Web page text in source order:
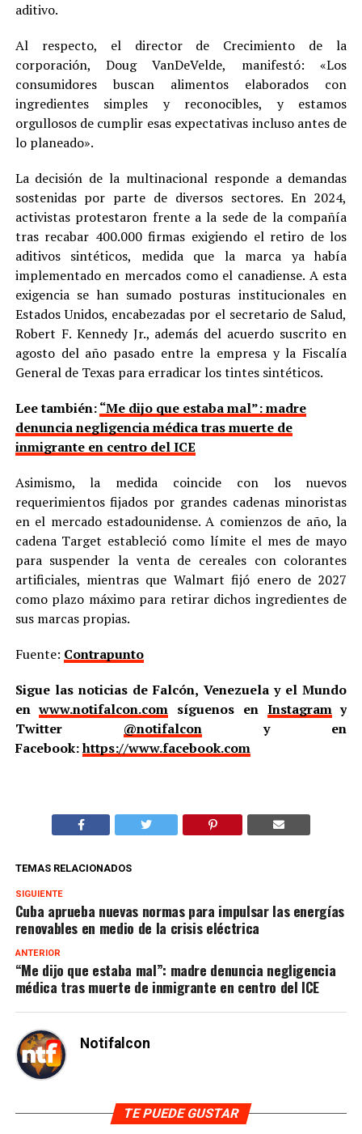
aditivo.
Al respecto, el director de Crecimiento de la
corporación, Doug VanDeVelde, manifestó: «Los
consumidores buscan alimentos elaborados con
ingredientes simples y reconocibles, y estamos
orgullosos de cumplir esas expectativas incluso antes de
lo planeado».
La decisión de la multinacional responde a demandas
sostenidas por parte de diversos sectores. En 2024,
activistas protestaron frente a la sede de la compañía
tras recabar 400.000 firmas exigiendo el retiro de los
aditivos sintéticos, medida que la marca ya había
implementado en mercados como el canadiense. A esta
exigencia se han sumado posturas institucionales en
Estados Unidos, encabezadas por el secretario de Salud,
Robert F. Kennedy Jr., además del acuerdo suscrito en
agosto del año pasado entre la empresa y la Fiscalía
General de Texas para erradicar los tintes sintéticos.
Lee también:“Me dijo que estaba mal”: madre
denuncia negligencia médica tras muerte de
inmigrante en centro del ICE
Asimismo, la medida coincide con los nuevos
requerimientos fijados por grandes cadenas minoristas
en el mercado estadounidense. A comienzos de año, la
cadena Target estableció como límite el mes de mayo
para suspender la venta de cereales con colorantes
artificiales, mientras que Walmart fijó enero de 2027
como plazo máximo para retirar dichos ingredientes de
sus marcas propias.
Fuente: Contrapunto
Sigue las noticias de Falcón, Venezuela y el Mundo
enwww.notifalcon.com síguenos en Instagramy
Twitter @notifalcony en
Facebook:https://www.facebook.com
TEMAS RELACIONADOS
SIGUIENTE
Cuba aprueba nuevas normas para impulsar las energías
renovables en medio de la crisis eléctrica
ANTERIOR
“Me dijo que estaba mal”: madre denuncia negligencia
médica tras muerte de inmigrante en centro del ICE
Notifalcon
TE PUEDE GUSTAR